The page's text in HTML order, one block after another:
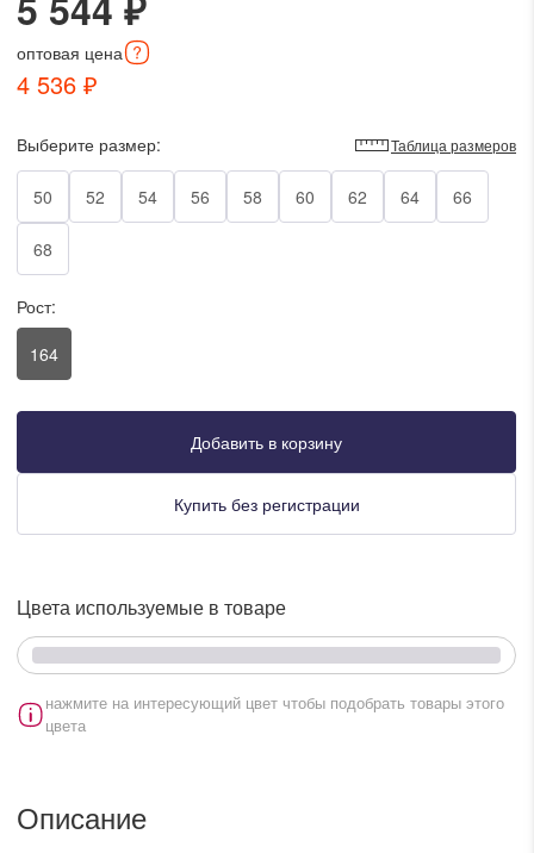
в WhatsApp
в Telegram
в Max
колл-центра:
- 19:00
- 15:00
оптовая цена
4 536 ₽
Выберите размер: Таблица размеров
50 52 54 56 58 60 62 64 66
68
Рост:
164
Добавить в корзину
Купить без регистрации
Цвета используемые в товаре
нажмите на интересующий цвет чтобы подобрать товары этого
цвета
Описание